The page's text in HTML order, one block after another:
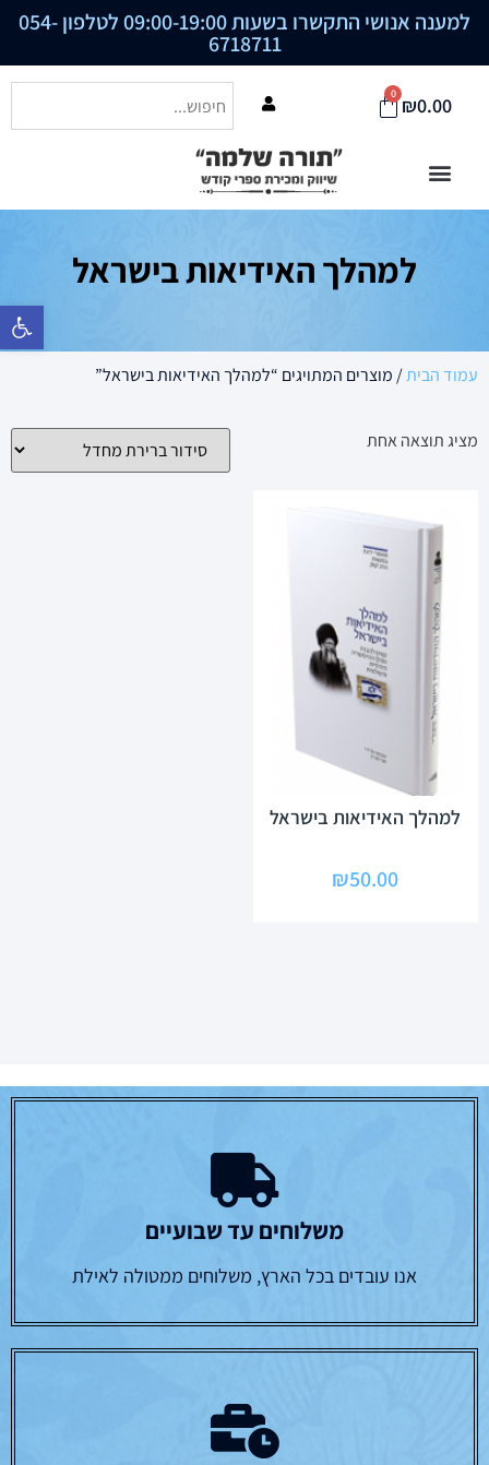
פתח סרגל
למענה אנושי התקשרו בשעות 09:00-19:00 לטלפון 054-
6718711
₪0.00
0
למהלך האידיאות בישראל
עמוד הבית/ מוצרים המתויגים “למהלך האידיאות בישראל”
מציג תוצאה אחת
למהלך האידיאות בישראל
₪50.00
משלוחים עד שבועיים
אנו עובדים בכל הארץ, משלוחים ממטולה לאילת